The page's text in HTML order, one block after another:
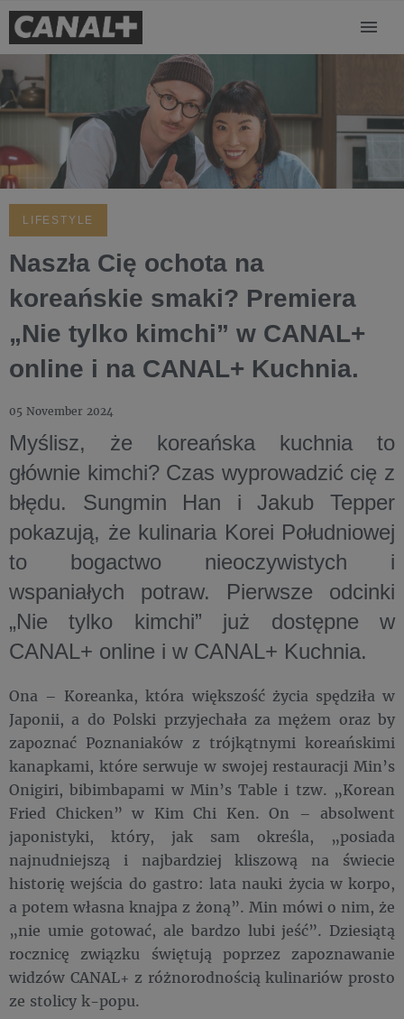
LIFESTYLE
Naszła Cię ochota na
koreańskie smaki? Premiera
„Nie tylko kimchi” w CANAL+
online i na CANAL+ Kuchnia.
05 November 2024
Myślisz, że koreańska kuchnia to
głównie kimchi? Czas wyprowadzić cię z
błędu. Sungmin Han i Jakub Tepper
pokazują, że kulinaria Korei Południowej
to bogactwo nieoczywistych i
wspaniałych potraw. Pierwsze odcinki
„Nie tylko kimchi” już dostępne w
CANAL+ online i w CANAL+ Kuchnia.
Ona – Koreanka, która większość życia spędziła w
Japonii, a do Polski przyjechała za mężem oraz by
zapoznać Poznaniaków z trójkątnymi koreańskimi
kanapkami, które serwuje w swojej restauracji Min’s
Onigiri, bibimbapami w Min’s Table i tzw. „Korean
Fried Chicken” w Kim Chi Ken. On – absolwent
japonistyki, który, jak sam określa, „posiada
najnudniejszą i najbardziej kliszową na świecie
historię wejścia do gastro: lata nauki życia w korpo,
a potem własna knajpa z żoną”. Min mówi o nim, że
„nie umie gotować, ale bardzo lubi jeść”. Dziesiątą
rocznicę związku świętują poprzez zapoznawanie
widzów CANAL+ z różnorodnością kulinariów prosto
ze stolicy k-popu.